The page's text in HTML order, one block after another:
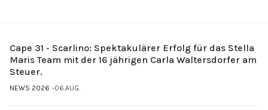
Cape 31 - Scarlino: Spektakulärer Erfolg für das Stella
Maris Team mit der 16 jährigen Carla Waltersdorfer am
Steuer.
NEWS 2026 06.AUG.